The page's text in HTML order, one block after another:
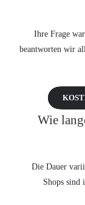
Ihre Frage
beantworten wir
Wie
Die Dauer
Shops sind